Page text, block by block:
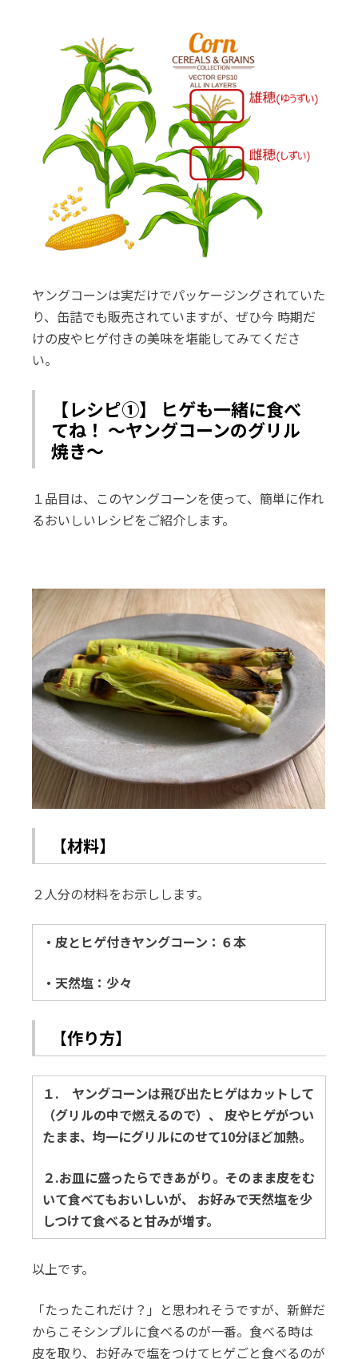
ヤングコーンは実だけでパッケージングされていた
り、缶詰でも販売されていますが、ぜひ今 時期だ
けの皮やヒゲ付きの美味を堪能してみてくださ
い。
【レシピ①】 ヒゲも一緒に食べ
てね！ ～ヤングコーンのグリル
焼き～
１品目は、このヤングコーンを使って、簡単に作れ
るおいしいレシピをご紹介します。
【材料】
２人分の材料をお示しします。
・皮とヒゲ付きヤングコーン：６本
・天然塩：少々
【作り方】
１. ヤングコーンは飛び出たヒゲはカットして
（グリルの中で燃えるので）、 皮やヒゲがつい
たまま、均一にグリルにのせて10分ほど加熱。
２.お皿に盛ったらできあがり。そのまま皮をむ
いて食べてもおいしいが、 お好みで天然塩を少
しつけて食べると甘みが増す。
以上です。
「たったこれだけ？」と思われそうですが、新鮮だ
からこそシンプルに食べるのが一番。食べる時は
皮を取り、お好みで塩をつけてヒゲごと食べるのが